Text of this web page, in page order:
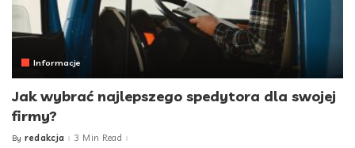
Informacje
Jak wybrać najlepszego spedytora dla swojej
firmy?
Posted
By redakcja 3 Min Read